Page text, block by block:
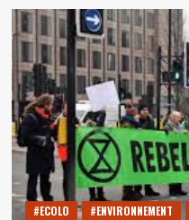
sur
[Culture
ciné
Alexandra
:
« Ils
étaient
vingt-
trois »
(« L’armée
du
crime »,
#ECOLO #ENVIRONNEMENT